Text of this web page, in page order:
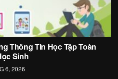
Thông Tin Học Tập Toàn
Sinh
6, 2026